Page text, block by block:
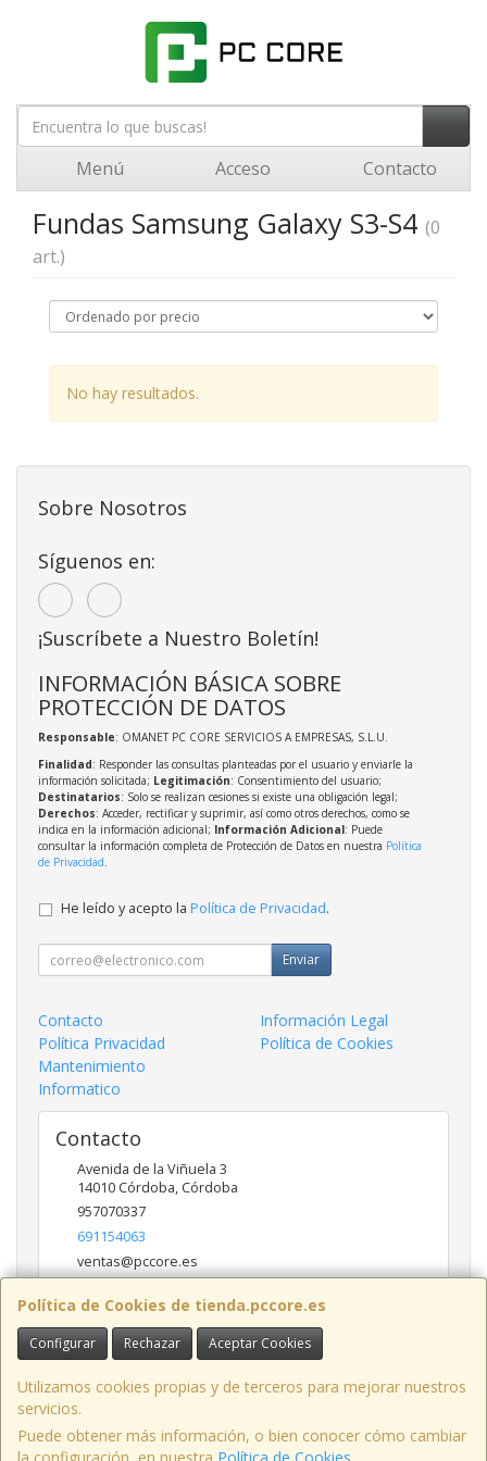
Menú Acceso Contacto
Fundas Samsung Galaxy S3-S4 (0
art.)
No hay resultados.
Política de Cookies de tienda.pccore.es
Configurar Rechazar Aceptar Cookies
Utilizamos cookies propias y de terceros para mejorar nuestros
servicios.
Puede obtener más información, o bien conocer cómo cambiar
Sobre Nosotros
Síguenos en:
¡Suscríbete a Nuestro Boletín!
INFORMACIÓN BÁSICA SOBRE
PROTECCIÓN DE DATOS
Responsable: OMANET PC CORE SERVICIOS A EMPRESAS, S.L.U.
Finalidad: Responder las consultas planteadas por el usuario y enviarle la
información solicitada; Legitimación: Consentimiento del usuario;
Destinatarios: Solo se realizan cesiones si existe una obligación legal;
Derechos: Acceder, rectificar y suprimir, así como otros derechos, como se
indica en la información adicional; Información Adicional: Puede
consultar la información completa de Protección de Datos en nuestra Política
de Privacidad.
He leído y acepto la Política de Privacidad.
Enviar
Contacto
Información Legal
Política Privacidad
Política de Cookies
Mantenimiento
Informatico
Contacto
Avenida de la Viñuela 3
14010 Córdoba, Córdoba
957070337
691154063
ventas@pccore.es
Horario
10-13:30
Avenida de la Viñuela nº 3, 14010, Córdoba, España. - C.I.F.: B56097777 -